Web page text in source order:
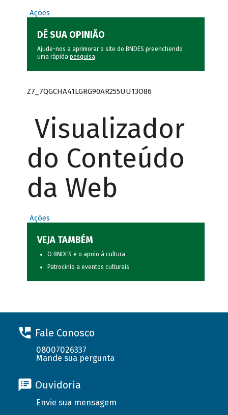
Ações
DÊ SUA OPINIÃO
Ajude-nos a aprimorar o site do BNDES preenchendo
uma rápida pesquisa.
Z7_7QGCHA41LGRG90AR255UU13O86
Visualizador
do Conteúdo
da Web
Ações
VEJA TAMBÉM
O BNDES e o apoio à cultura
Patrocínio a eventos culturais
Fale Conosco
08007026337
Mande sua pergunta
Ouvidoria
Envie sua mensagem